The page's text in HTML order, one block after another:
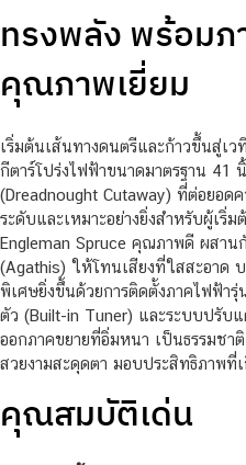
ทรงพลัง พร้อมภ
คุณภาพเยี่ยม
เริ่มต้นเส้นทางดนตรีและก้าวขึ้นสู่เว
กีตาร์โปร่งไฟฟ้าขนาดมาตรฐาน 41
(Dreadnought Cutaway) ที่ต่อยอด
ระดับและเหมาะอย่างยิ่งสำหรับผู้เริ่
Engleman Spruce คุณภาพดี ผสาน
(Agathis) ให้โทนเสียงที่ใสสะอาด
พิเศษยิ่งขึ้นด้วยการติดตั้งภาคไฟฟ้า
ตัว (Built-in Tuner) และระบบปรับ
ออกภาคขยายที่อิ่มหนา เป็นธรรมชา
สวยงามสะดุดตา มอบประสิทธิภาพที่เ
คุณสมบัติเด่น